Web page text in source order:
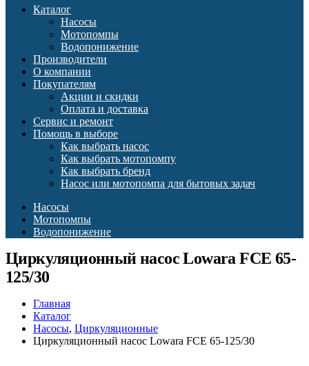
Каталог
Насосы
Мотопомпы
Водопонижение
Производители
О компании
Покупателям
Акции и скидки
Оплата и доставка
Сервис и ремонт
Помощь в выборе
Как выбрать насос
Как выбрать мотопомпу
Как выбрать бренд
Насос или мотопомпа для бытовых задач
Насосы
Мотопомпы
Водопонижение
Циркуляционный насос Lowara FCE 65-
125/30
Главная
Каталог
Насосы, Циркуляционные
Циркуляционный насос Lowara FCE 65-125/30